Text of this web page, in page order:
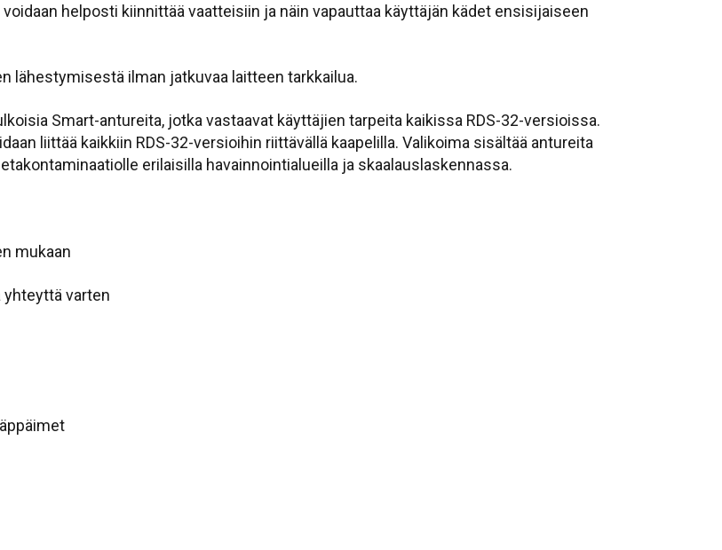
helposti kiinnittää vaatteisiin ja näin vapauttaa käyttäjän kädet ensisijaiseen
lähestymisestä ilman jatkuvaa laitteen tarkkailua.
Smart-antureita, jotka vastaavat käyttäjien tarpeita kaikissa RDS-32-versioissa.
liittää kaikkiin RDS-32-versioihin riittävällä kaapelilla. Valikoima sisältää antureita
erilaisilla havainnointialueilla ja skaalauslaskennassa.
mukaan
yhteyttä varten